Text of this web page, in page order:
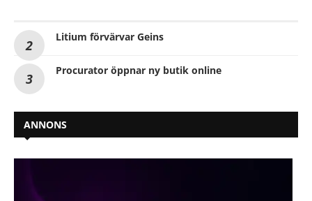
Litium förvärvar Geins
Procurator öppnar ny butik online
ANNONS